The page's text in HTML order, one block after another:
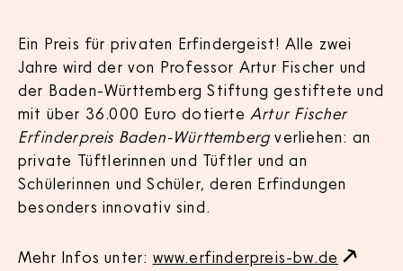
Ein Preis für privaten Erfindergeist! Alle zwei
Jahre wird der von Professor Artur Fischer und
der Baden-Württemberg Stiftung gestiftete und
mit über 36.000 Euro dotierte Artur Fischer
Erfinderpreis Baden-Württemberg verliehen: an
private Tüftlerinnen und Tüftler und an
Schülerinnen und Schüler, deren Erfindungen
besonders innovativ sind.
Mehr Infos unter: www.erfinderpreis-bw.de